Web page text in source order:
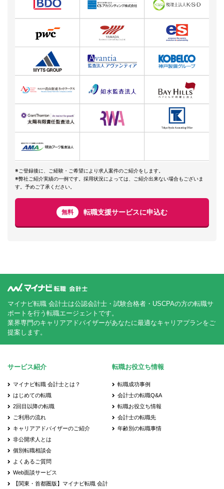
※ご登録後に、ご経験・ご希望により求人案件のご紹介をします。
※弊社ご紹介実績の一例です。採用状況によっては、ご紹介出来ない場合もございま
す。予めご了承ください。
無料 転職支援サービスに申込む
マイナビ転職 会計士は公認会計士・試験合格者・USCPAの方の転職サ
ポートを行う転職エージェントです。
業界専門のキャリアアドバイザーがあなたに最適なキャリアプランをご
提案します。
サービス紹介
マイナビ転職 会計士とは？
はじめての転職
2回目以降の転職
ご利用の流れ
キャリアアドバイザーのご紹介
非公開求人とは
個別転職相談会
よくあるご質問
Web面談サービス
【関東・首都圏版】マイナビ転職 会計
転職お役立ち情報
転職成功事例
会計士の転職Q&A
転職お役立ち情報
会計士の転職先
年齢別の転職事情